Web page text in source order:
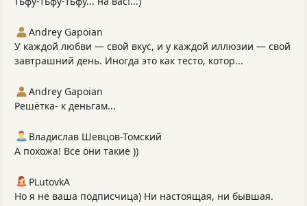
Andrey Gapoian
У каждой любви — свой вкус, и у каждой иллюзии — свой
завтрашний день. Иногда это как тесто, котор...
Andrey Gapoian
Решётка- к деньгам...
Владислав Шевцов-Томский
А похожа! Все они такие ))
PLutоvkА
Но я не ваша подписчица) Ни настоящая, ни бывшая.